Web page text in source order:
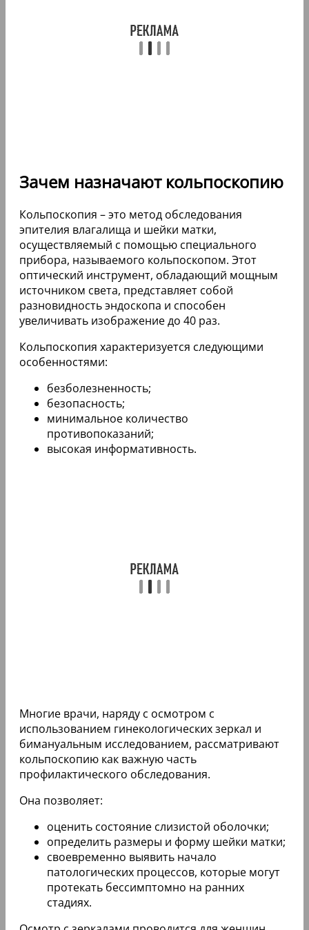
Зачем назначают кольпоскопию
Кольпоскопия – это метод обследования
эпителия влагалища и шейки матки,
осуществляемый с помощью специального
прибора, называемого кольпоскопом. Этот
оптический инструмент, обладающий мощным
источником света, представляет собой
разновидность эндоскопа и способен
увеличивать изображение до 40 раз.
Кольпоскопия характеризуется следующими
особенностями:
безболезненность;
безопасность;
минимальное количество
противопоказаний;
высокая информативность.
Многие врачи, наряду с осмотром с
использованием гинекологических зеркал и
бимануальным исследованием, рассматривают
кольпоскопию как важную часть
профилактического обследования.
Она позволяет:
оценить состояние слизистой оболочки;
определить размеры и форму шейки матки;
своевременно выявить начало
патологических процессов, которые могут
протекать бессимптомно на ранних
стадиях.